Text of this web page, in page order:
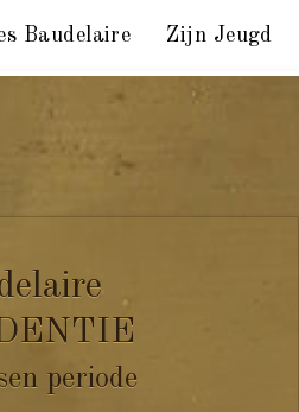
Baudelaire Zijn Jeugd
Dijon, Ancelle, december 1849.
periode